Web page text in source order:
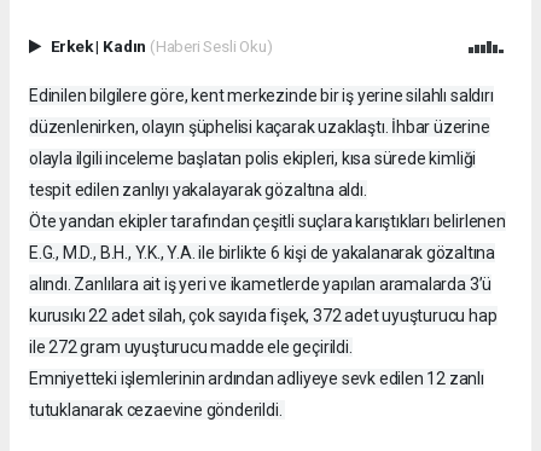
Erkek| Kadın (Haberi Sesli Oku)
Edinilen bilgilere göre, kent merkezinde bir iş yerine silahlı saldırı
düzenlenirken, olayın şüphelisi kaçarak uzaklaştı. İhbar üzerine
olayla ilgili inceleme başlatan polis ekipleri, kısa sürede kimliği
tespit edilen zanlıyı yakalayarak gözaltına aldı.
Öte yandan ekipler tarafından çeşitli suçlara karıştıkları belirlenen
E.G., M.D., B.H., Y.K., Y.A. ile birlikte 6 kişi de yakalanarak gözaltına
alındı. Zanlılara ait iş yeri ve ikametlerde yapılan aramalarda 3’ü
kurusıkı 22 adet silah, çok sayıda fişek, 372 adet uyuşturucu hap
ile 272 gram uyuşturucu madde ele geçirildi.
Emniyetteki işlemlerinin ardından adliyeye sevk edilen 12 zanlı
tutuklanarak cezaevine gönderildi.